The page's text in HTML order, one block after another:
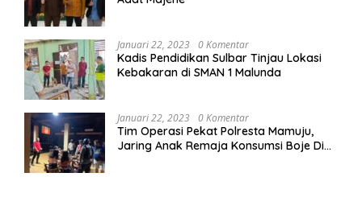
Januari 22, 2023 0 Komentar
Kadis Pendidikan Sulbar Tinjau Lokasi
Kebakaran di SMAN 1 Malunda
Januari 22, 2023 0 Komentar
Tim Operasi Pekat Polresta Mamuju,
Jaring Anak Remaja Konsumsi Boje Di